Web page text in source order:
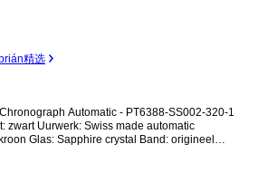
精选
Automatic - PT6388-SS002-320-1
zwart Uurwerk: Swiss made automatic
origineel
express).